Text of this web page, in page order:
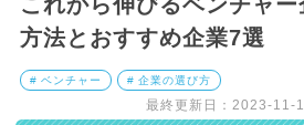
方法とおすすめ企業7選
# ベンチャー # 企業の選び方
最終更新日：2023-11-